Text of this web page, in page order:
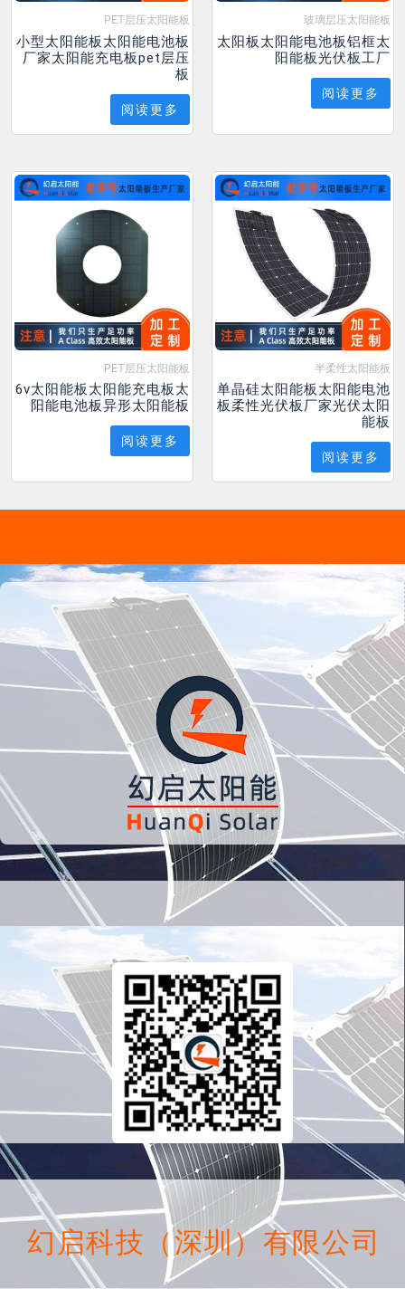
PET层压太阳能板
小型太阳能板太阳能电池板
厂家太阳能充电板pet层压
板
阅读更多
玻璃层压太阳能板
太阳板太阳能电池板铝框太
阳能板光伏板工厂
阅读更多
PET层压太阳能板
6v太阳能板太阳能充电板太
阳能电池板异形太阳能板
阅读更多
半柔性太阳能板
单晶硅太阳能板太阳能电池
板柔性光伏板厂家光伏太阳
能板
阅读更多
幻启科技（深圳）有限公司